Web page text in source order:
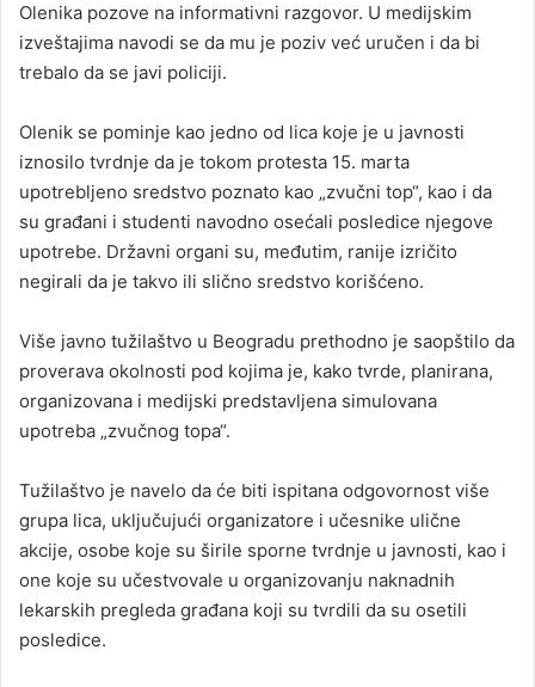
Olenika pozove na informativni razgovor. U medijskim
izveštajima navodi se da mu je poziv već uručen i da bi
trebalo da se javi policiji.
Olenik se pominje kao jedno od lica koje je u javnosti
iznosilo tvrdnje da je tokom protesta 15. marta
upotrebljeno sredstvo poznato kao „zvučni top“, kao i da
su građani i studenti navodno osećali posledice njegove
upotrebe. Državni organi su, međutim, ranije izričito
negirali da je takvo ili slično sredstvo korišćeno.
Više javno tužilaštvo u Beogradu prethodno je saopštilo da
proverava okolnosti pod kojima je, kako tvrde, planirana,
organizovana i medijski predstavljena simulovana
upotreba „zvučnog topa“.
Tužilaštvo je navelo da će biti ispitana odgovornost više
grupa lica, uključujući organizatore i učesnike ulične
akcije, osobe koje su širile sporne tvrdnje u javnosti, kao i
one koje su učestvovale u organizovanju naknadnih
lekarskih pregleda građana koji su tvrdili da su osetili
posledice.